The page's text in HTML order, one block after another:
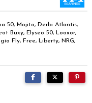
50, Mojito, Derbi Atlantis,
Buxy, Elyseo 50, Looxor,
Fly, Free, Liberty, NRG,